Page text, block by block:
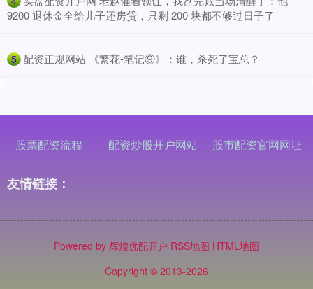
9200 退休金全给儿子还房贷，只剩 200 块都不够过日子了
5 ​配资正规网站 《繁花-笔记⑨》：谁，杀死了宝总？
股票配资流程 配资炒股开户网站 股市配资官网网址
友情链接：
Powered by 辉煌优配开户 RSS地图 HTML地图
Copyright © 2013-2026